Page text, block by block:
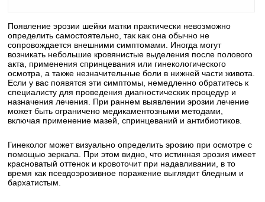
Появление эрозии шейки матки практически невозможно
определить самостоятельно, так как она обычно не
сопровождается внешними симптомами. Иногда могут
возникать небольшие кровянистые выделения после полового
акта, применения спринцевания или гинекологического
осмотра, а также незначительные боли в нижней части живота.
Если у вас появятся эти симптомы, немедленно обратитесь к
специалисту для проведения диагностических процедур и
назначения лечения. При раннем выявлении эрозии лечение
может быть ограничено медикаментозными методами,
включая применение мазей, спринцеваний и антибиотиков.
Гинеколог может визуально определить эрозию при осмотре с
помощью зеркала. При этом видно, что истинная эрозия имеет
красноватый оттенок и кровоточит при надавливании, в то
время как псевдоэрозивное поражение выглядит бледным и
бархатистым.